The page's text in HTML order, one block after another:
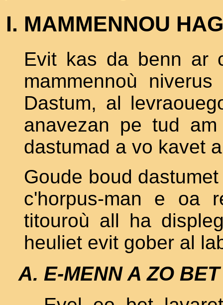
MAMMENNOU
Evit kas da benn ar
mammennoù
Dastum, al
anavezan pe tud
dastumad a vo kavet
Goude boud
c'horpus-man e oa
titouroù all ha
heuliet evit gober al
E-MENN A ZO